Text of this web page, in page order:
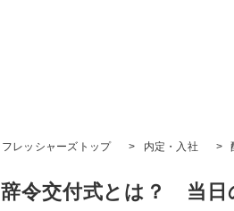
フレッシャーズトップ > 内定・入社 >
辞令交付式とは？ 当日